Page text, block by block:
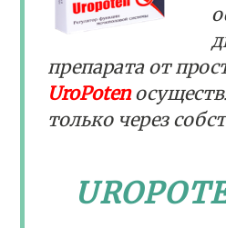
препарата от
UroPoten
только через